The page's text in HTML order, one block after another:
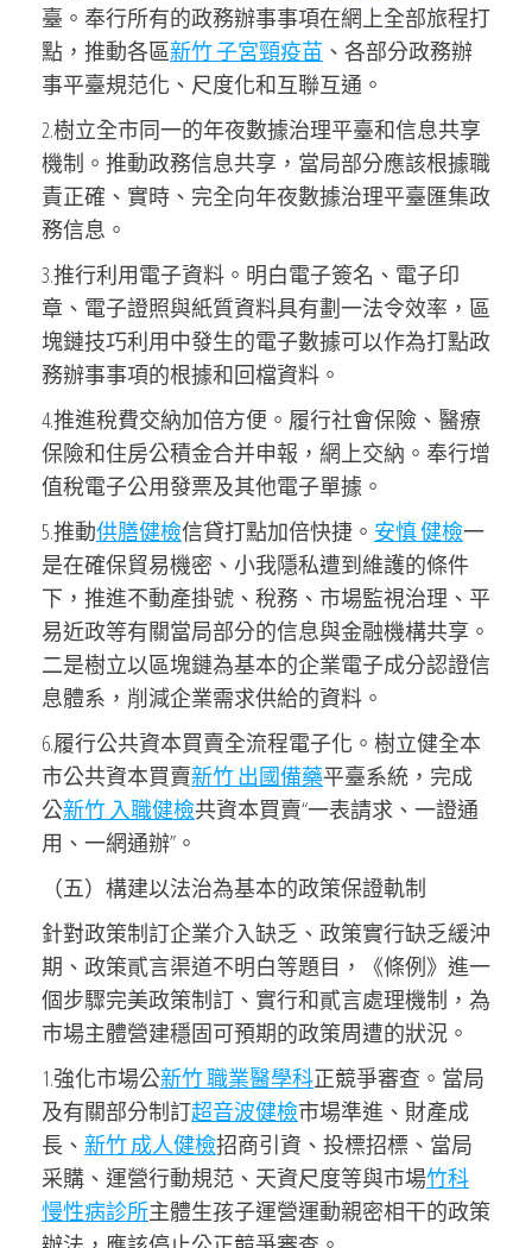
臺。奉行所有的政務辦事事項在網上全部旅程打
點，推動各區新竹 子宮頸疫苗 、各部分政務辦
事平臺規范化、尺度化和互聯互通。
2.樹立全市同一的年夜數據治理平臺和信息共享
機制。推動政務信息共享，當局部分應該根據職
責正確、實時、完全向年夜數據治理平臺匯集政
務信息。
3.推行利用電子資料。明白電子簽名、電子印
章、電子證照與紙質資料具有劃一法令效率，區
塊鏈技巧利用中發生的電子數據可以作為打點政
務辦事事項的根據和回檔資料。
4.推進稅費交納加倍方便。履行社會保險、醫療
保險和住房公積金合并申報，網上交納。奉行增
值稅電子公用發票及其他電子單據。
5.推動供膳健檢信貸打點加倍快捷。 安慎 健檢一
是在確保貿易機密、小我隱私遭到維護的條件
下，推進不動產掛號、稅務、市場監視治理、平
易近政等有關當局部分的信息與金融機構共享。
二是樹立以區塊鏈為基本的企業電子成分認證信
息體系，削減企業需求供給的資料。
6.履行公共資本買賣全流程電子化。樹立健全本
市公共資本買賣新竹 出國備藥平臺系統，完成
公新竹 入職健檢共資本買賣“一表請求、一證通
用、一網通辦”。
（五）構建以法治為基本的政策保證軌制
針對政策制訂企業介入缺乏、政策實行缺乏緩沖
期、政策貳言渠道不明白等題目，《條例》進一
個步驟完美政策制訂、實行和貳言處理機制，為
市場主體營建穩固可預期的政策周遭的狀況。
1.強化市場公新竹 職業醫學科正競爭審查。當局
及有關部分制訂超音波健檢市場準進、財產成
長、 新竹 成人健檢招商引資、投標招標、當局
采購、運營行動規范、天資尺度等與市場竹科
慢性病診所主體生孩子運營運動親密相干的政策